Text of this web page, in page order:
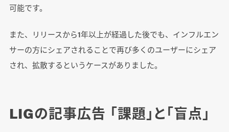
可能です。
また、リリースから1年以上が経過した後でも、インフルエン
サーの方にシェアされることで再び多くのユーザーにシェア
され、拡散するというケースがありました。
LIGの記事広告 「課題」と「盲点」